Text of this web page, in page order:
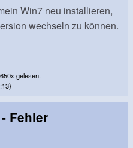
Win7 neu installieren,
wechseln zu können.
gelesen.
Fehler